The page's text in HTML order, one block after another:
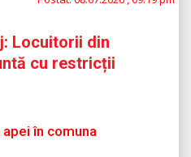
Locuitorii din
cu restricții
în comuna